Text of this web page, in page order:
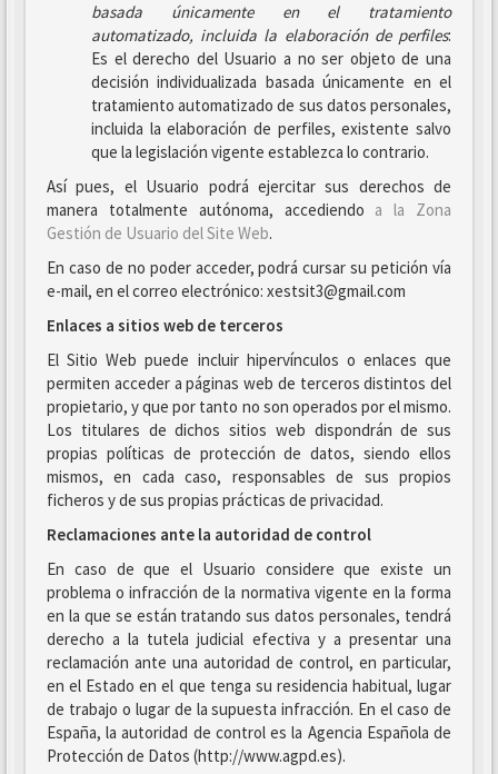
basada únicamente en el tratamiento
automatizado, incluida la elaboración de perfiles:
Es el derecho del Usuario a no ser objeto de una
decisión individualizada basada únicamente en el
tratamiento automatizado de sus datos personales,
incluida la elaboración de perfiles, existente salvo
que la legislación vigente establezca lo contrario.
Así pues, el Usuario podrá ejercitar sus derechos de
manera totalmente autónoma, accediendo a la Zona
Gestión de Usuario del Site Web.
En caso de no poder acceder, podrá cursar su petición vía
e-mail, en el correo electrónico: xestsit3@gmail.com
Enlaces a sitios web de terceros
El Sitio Web puede incluir hipervínculos o enlaces que
permiten acceder a páginas web de terceros distintos del
propietario, y que por tanto no son operados por el mismo.
Los titulares de dichos sitios web dispondrán de sus
propias políticas de protección de datos, siendo ellos
mismos, en cada caso, responsables de sus propios
ficheros y de sus propias prácticas de privacidad.
Reclamaciones ante la autoridad de control
En caso de que el Usuario considere que existe un
problema o infracción de la normativa vigente en la forma
en la que se están tratando sus datos personales, tendrá
derecho a la tutela judicial efectiva y a presentar una
reclamación ante una autoridad de control, en particular,
en el Estado en el que tenga su residencia habitual, lugar
de trabajo o lugar de la supuesta infracción. En el caso de
España, la autoridad de control es la Agencia Española de
Protección de Datos (http://www.agpd.es).